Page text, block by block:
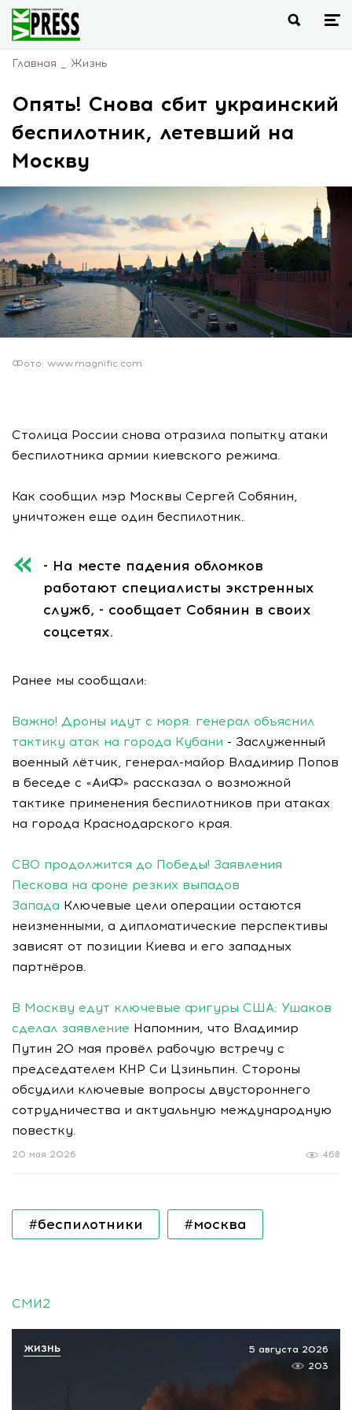
Главная Жизнь
Опять! Снова сбит украинский
беспилотник, летевший на
Москву
Фото: www.magnific.com
Столица России снова отразила попытку атаки
беспилотника армии киевского режима.
Как сообщил мэр Москвы Сергей Собянин,
уничтожен еще один беспилотник.
- На месте падения обломков
работают специалисты экстренных
служб, - сообщает Собянин в своих
соцсетях.
Ранее мы сообщали:
Важно! Дроны идут с моря: генерал объяснил
тактику атак на города Кубани - Заслуженный
военный лётчик, генерал-майор Владимир Попов
в беседе с «АиФ» рассказал о возможной
тактике применения беспилотников при атаках
на города Краснодарского края.
СВО продолжится до Победы! Заявления
Пескова на фоне резких выпадов
Запада Ключевые цели операции остаются
неизменными, а дипломатические перспективы
зависят от позиции Киева и его западных
партнёров.
В Москву едут ключевые фигуры США: Ушаков
сделал заявление Напомним, что Владимир
Путин 20 мая провёл рабочую встречу с
председателем КНР Си Цзиньпин. Стороны
обсудили ключевые вопросы двустороннего
сотрудничества и актуальную международную
повестку.
468
20 мая 2026
#беспилотники #москва
СМИ2
5 августа 2026
203
ЖИЗНЬ